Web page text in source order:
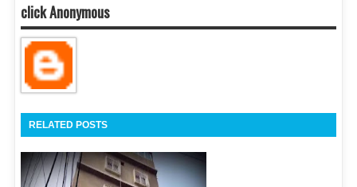
click Anonymous
RELATED POSTS